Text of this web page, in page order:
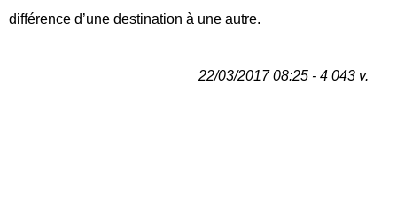
différence d’une destination à une autre.
22/03/2017 08:25 - 4 043 v.